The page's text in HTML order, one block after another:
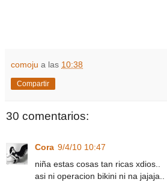
comoju a las 10:38
Compartir
30 comentarios:
Cora 9/4/10 10:47
niña estas cosas tan ricas xdios..
asi ni operacion bikini ni na jajaja..